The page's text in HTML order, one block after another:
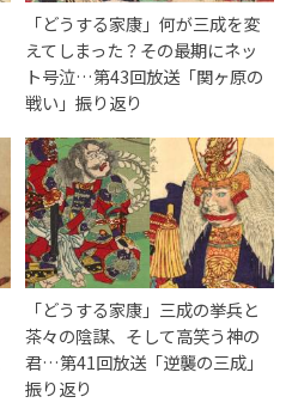
「どうする家康」何が三成を変
えてしまった？その最期にネッ
ト号泣…第43回放送「関ヶ原の
戦い」振り返り
「どうする家康」三成の挙兵と
茶々の陰謀、そして高笑う神の
君…第41回放送「逆襲の三成」
振り返り